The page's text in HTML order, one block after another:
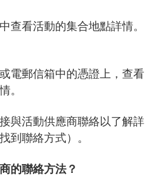
查看活動的集合地點詳情。
電郵信箱中的憑證上，查看
。
與活動供應商聯絡以了解詳
到聯絡方式）。
的聯絡方法？